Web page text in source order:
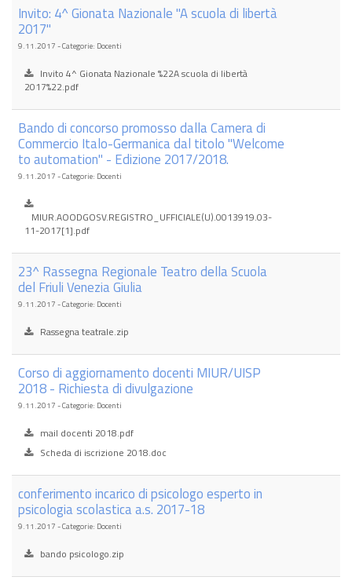
Invito: 4^ Gionata Nazionale "A scuola di libertà
2017"
9.11.2017 - Categorie: Docenti
Invito 4^ Gionata Nazionale %22A scuola di libertà
2017%22.pdf
Bando di concorso promosso dalla Camera di
Commercio Italo-Germanica dal titolo "Welcome
to automation" - Edizione 2017/2018.
9.11.2017 - Categorie: Docenti
MIUR.AOODGOSV.REGISTRO_UFFICIALE(U).0013919.03-
11-2017[1].pdf
23^ Rassegna Regionale Teatro della Scuola
del Friuli Venezia Giulia
9.11.2017 - Categorie: Docenti
Rassegna teatrale.zip
Corso di aggiornamento docenti MIUR/UISP
2018 - Richiesta di divulgazione
9.11.2017 - Categorie: Docenti
mail docenti 2018.pdf
Scheda di iscrizione 2018.doc
conferimento incarico di psicologo esperto in
psicologia scolastica a.s. 2017-18
9.11.2017 - Categorie: Docenti
bando psicologo.zip